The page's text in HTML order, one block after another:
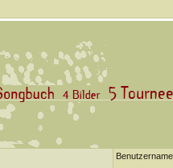
Benutzername